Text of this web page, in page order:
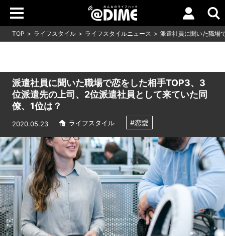
TOP ライフスタイル ライフスタイルニュース 派遣社員に聞いた職場
派遣社員に聞いた職場で恋をした相手TOP3、3
位派遣先の上司、2位派遣社員として来ていた同
僚、1位は？
2020.05.23 ライフスタイル #恋愛